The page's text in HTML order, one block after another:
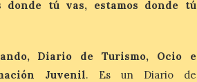
del fenómeno, con el
auge de la demanda redefine la
planificación: reservas más anticipadas y
donde tú vas, estamos donde tú
Diario de Turismo, Ocio e
Juvenil. Es un Diario de